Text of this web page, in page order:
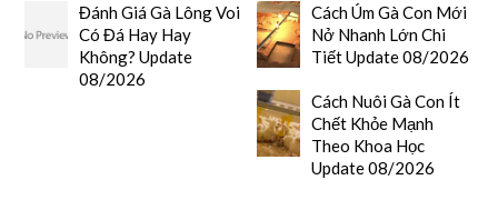
Đánh Giá Gà Lông Voi
Có Đá Hay Hay
Không? Update
08/2026
Cách Úm Gà Con Mới
Nở Nhanh Lớn Chi
Tiết Update 08/2026
Cách Nuôi Gà Con Ít
Chết Khỏe Mạnh
Theo Khoa Học
Update 08/2026